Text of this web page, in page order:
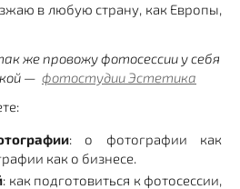
в любую страну, как Европы,
же провожу фотосессии у себя
— фотостудии Эстетика
: о фотографии как
как о бизнесе.
: как подготовиться к фотосессии,